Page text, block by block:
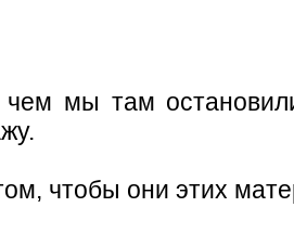
мы там
чтобы они этих